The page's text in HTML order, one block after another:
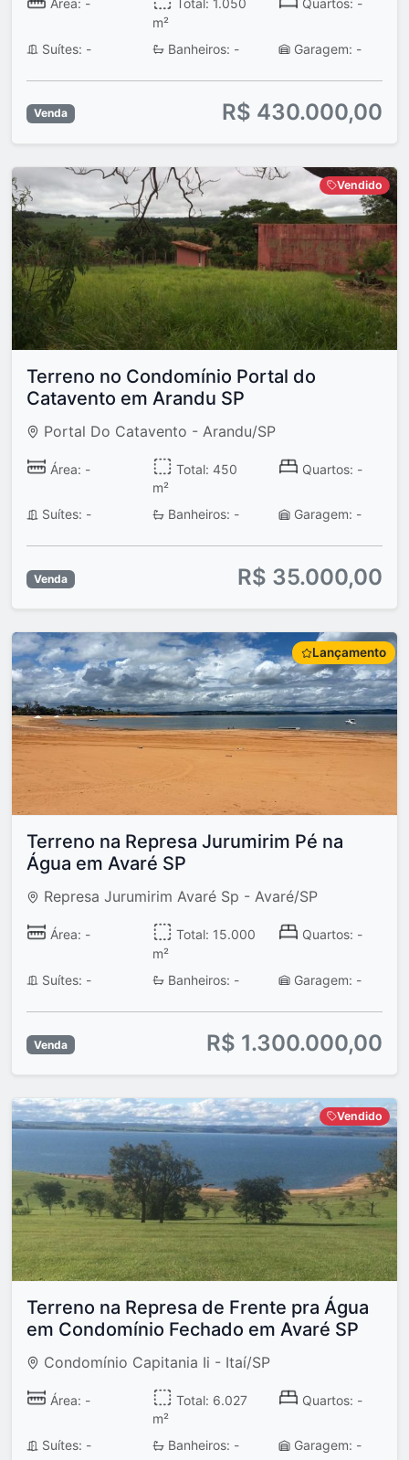
m²
Suítes: - Banheiros: - Garagem: -
Venda R$ 430.000,00
Vendido
Terreno no Condomínio Portal do
Catavento em Arandu SP
Portal Do Catavento - Arandu/SP
Área: -
Total: 450
m²
Quartos: -
Suítes: - Banheiros: - Garagem: -
Venda R$ 35.000,00
Lançamento
Terreno na Represa Jurumirim Pé na
Água em Avaré SP
Represa Jurumirim Avaré Sp - Avaré/SP
Área: -
Total: 15.000
m²
Quartos: -
Suítes: - Banheiros: - Garagem: -
Venda R$ 1.300.000,00
Vendido
Terreno na Represa de Frente pra Água
em Condomínio Fechado em Avaré SP
Condomínio Capitania Ii - Itaí/SP
Área: -
Total: 6.027
m²
Quartos: -
Suítes: - Banheiros: - Garagem: -